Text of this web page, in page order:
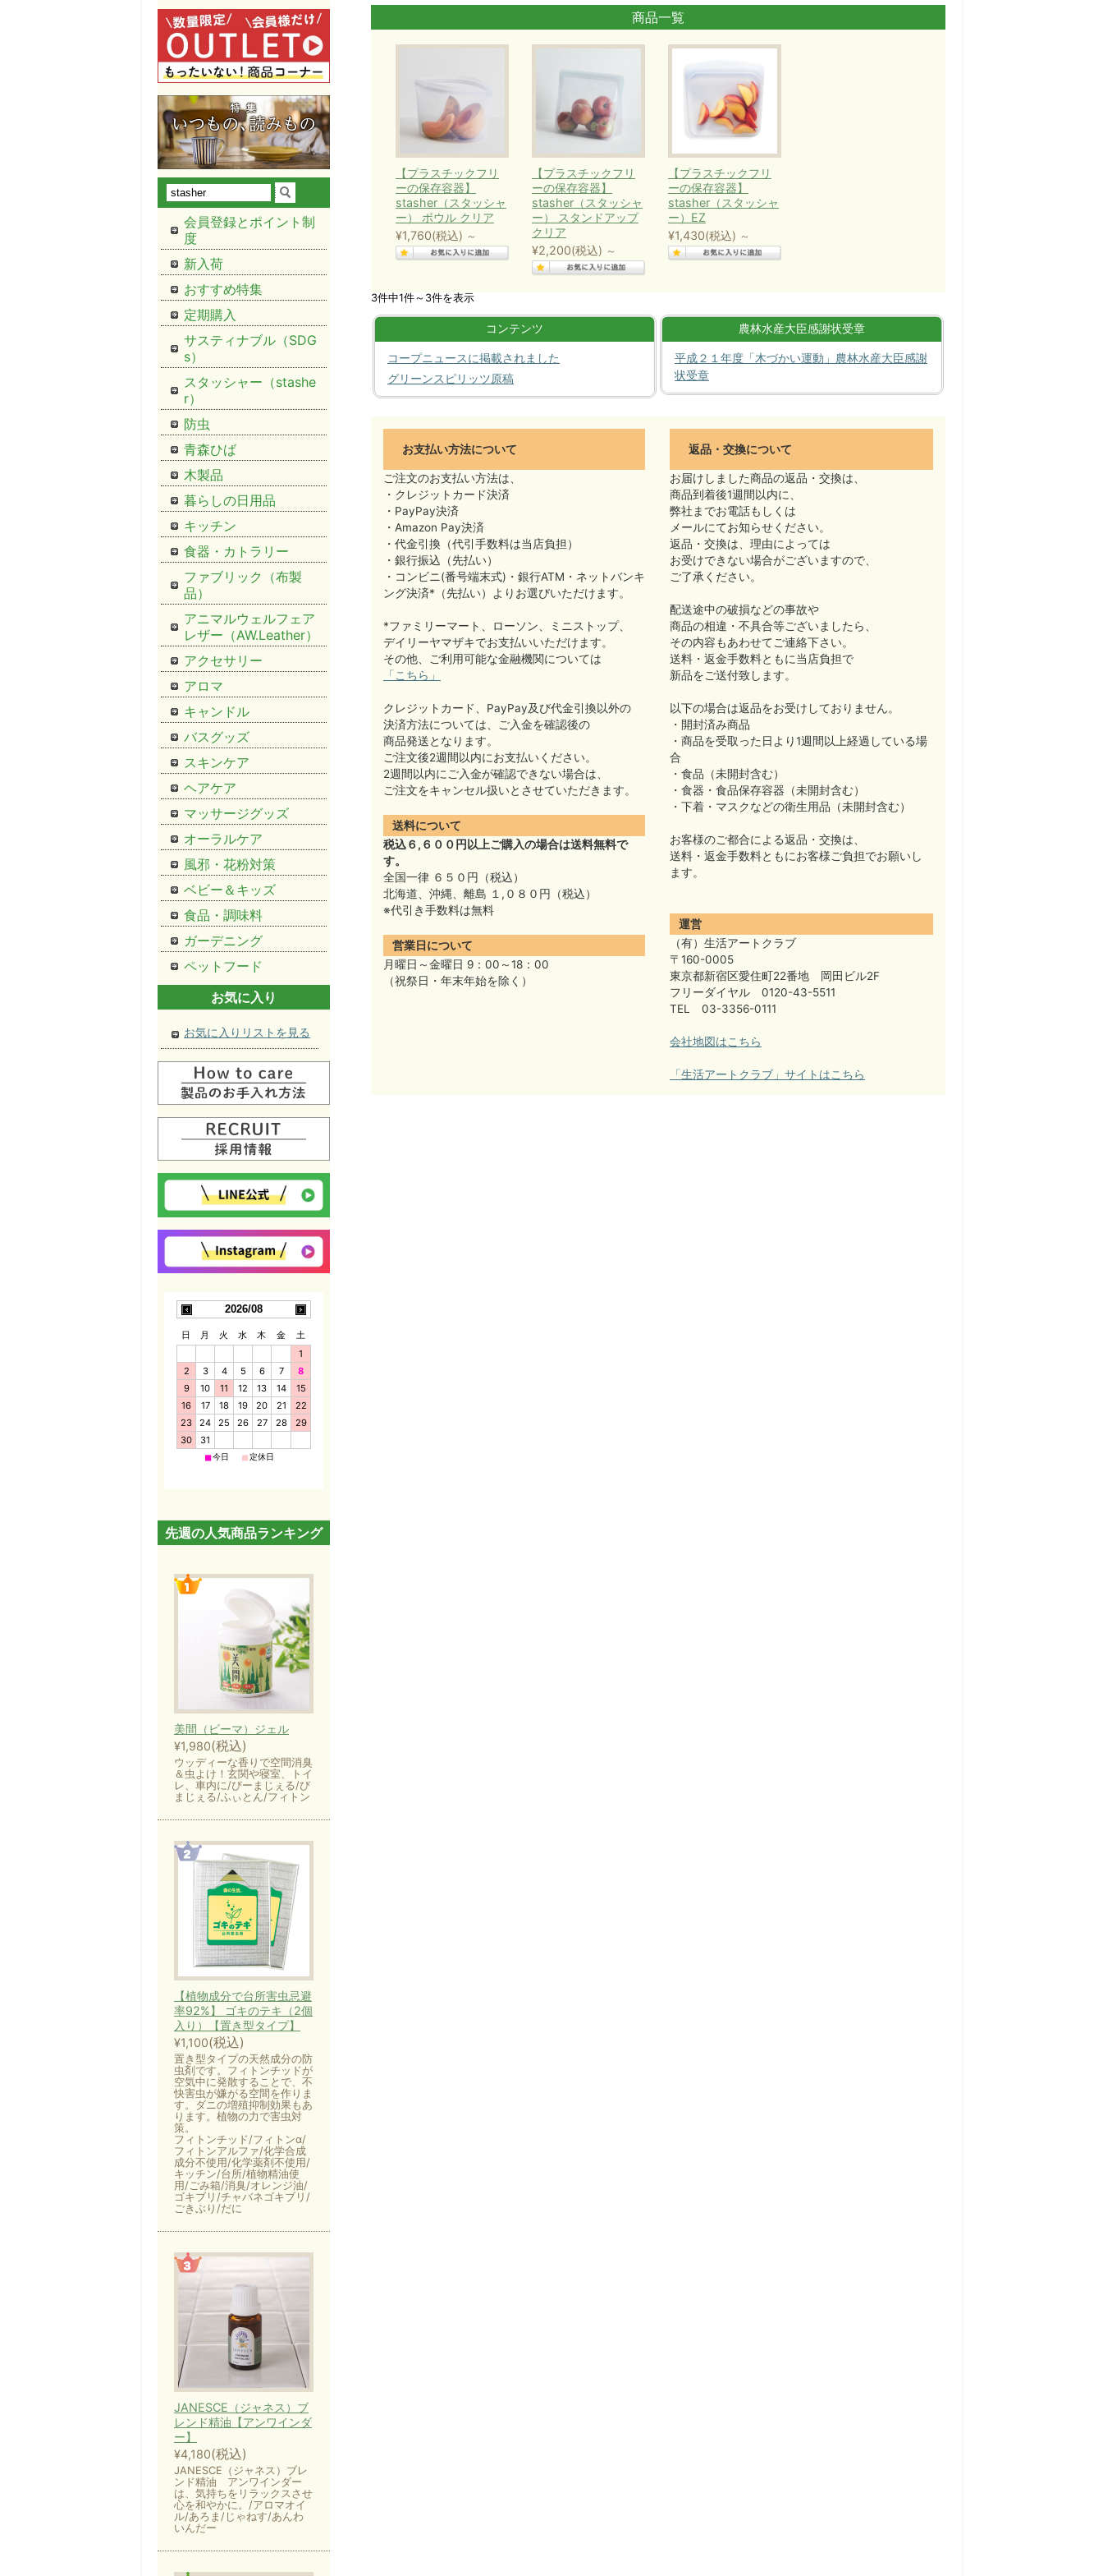
商品一覧
【プラスチックフリ
ーの保存容器】
stasher（スタッシャ
ー） ボウル クリア
¥1,760(税込) ～
【プラスチックフリ
ーの保存容器】
stasher（スタッシャ
ー） スタンドアップ
クリア
¥2,200(税込) ～
【プラスチックフリ
ーの保存容器】
stasher（スタッシャ
ー）EZ
¥1,430(税込) ～
3件中1件～3件を表示
コンテンツ
コープニュースに掲載されました
グリーンスピリッツ原稿
農林水産大臣感謝状受章
平成２１年度「木づかい運動」農林水産大臣感謝
状受章
お支払い方法について
ご注文のお支払い方法は、
・クレジットカード決済
・PayPay決済
・Amazon Pay決済
・代金引換（代引手数料は当店負担）
・銀行振込（先払い）
・コンビニ(番号端末式)・銀行ATM・ネットバンキ
ング決済*（先払い）よりお選びいただけます。
*ファミリーマート、ローソン、ミニストップ、
デイリーヤマザキでお支払いいただけます。
その他、ご利用可能な金融機関については
「こちら」
クレジットカード、PayPay及び代金引換以外の
決済方法については、ご入金を確認後の
商品発送となります。
ご注文後2週間以内にお支払いください。
2週間以内にご入金が確認できない場合は、
ご注文をキャンセル扱いとさせていただきます。
送料について
税込６,６００円以上ご購入の場合は送料無料で
す。
全国一律 ６５０円（税込）
北海道、沖縄、離島 １,０８０円（税込）
※代引き手数料は無料
営業日について
月曜日～金曜日 9：00～18：00
（祝祭日・年末年始を除く）
返品・交換について
お届けしました商品の返品・交換は、
商品到着後1週間以内に、
弊社までお電話もしくは
メールにてお知らせください。
返品・交換は、理由によっては
お受けできない場合がございますので、
ご了承ください。
配送途中の破損などの事故や
商品の相違・不具合等ございましたら、
その内容もあわせてご連絡下さい。
送料・返金手数料ともに当店負担で
新品をご送付致します。
以下の場合は返品をお受けしておりません。
・開封済み商品
・商品を受取った日より1週間以上経過している場
合
・食品（未開封含む）
・食器・食品保存容器（未開封含む）
・下着・マスクなどの衛生用品（未開封含む）
お客様のご都合による返品・交換は、
送料・返金手数料ともにお客様ご負担でお願いし
ます。
運営
（有）生活アートクラブ
〒160-0005
東京都新宿区愛住町22番地 岡田ビル2F
フリーダイヤル 0120-43-5511
TEL 03-3356-0111
会社地図はこちら
「生活アートクラブ」サイトはこちら
会員登録とポイント制
度
新入荷
おすすめ特集
定期購入
サスティナブル（SDG
s）
スタッシャー（stashe
r）
防虫
青森ひば
木製品
暮らしの日用品
キッチン
食器・カトラリー
ファブリック（布製
品）
アニマルウェルフェア
レザー（AW.Leather）
アクセサリー
アロマ
キャンドル
バスグッズ
スキンケア
ヘアケア
マッサージグッズ
オーラルケア
風邪・花粉対策
ベビー＆キッズ
食品・調味料
ガーデニング
ペットフード
お気に入り
お気に入りリストを見る
2026/08
日 月 火 水 木 金
土
1
2
3 4 5 6 7
8
9
10 11 12 13 14
15
16
17 18 19 20 21
22
23
24 25 26 27 28
29
30
31
■今日 ■定休日
先週の人気商品ランキング
美間（ビーマ）ジェル
¥1,980(税込)
ウッディーな香りで空間消臭
＆虫よけ！玄関や寝室、トイ
レ、車内に/びーまじぇる/び
まじぇる/ふぃとん/フィトン
【植物成分で台所害虫忌避
率92%】 ゴキのテキ（2個
入り）【置き型タイプ】
¥1,100(税込)
置き型タイプの天然成分の防
虫剤です。フィトンチッドが
空気中に発散することで、不
快害虫が嫌がる空間を作りま
す。ダニの増殖抑制効果もあ
ります。植物の力で害虫対
策。
フィトンチッド/フィトンα/
フィトンアルファ/化学合成
成分不使用/化学薬剤不使用/
キッチン/台所/植物精油使
用/ごみ箱/消臭/オレンジ油/
ゴキブリ/チャバネゴキブリ/
ごきぶり/だに
JANESCE（ジャネス）ブ
レンド精油【アンワインダ
ー】
¥4,180(税込)
JANESCE（ジャネス）ブレ
ンド精油 アンワインダー
は、気持ちをリラックスさせ
心を和やかに。/アロマオイ
ル/あろま/じゃねす/あんわ
いんだー